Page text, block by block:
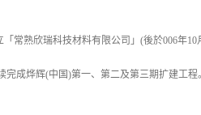
常熟欣瑞科技材料有限公司」(後於006年
完成烨辉(中国)第一、第二及第三期扩建工